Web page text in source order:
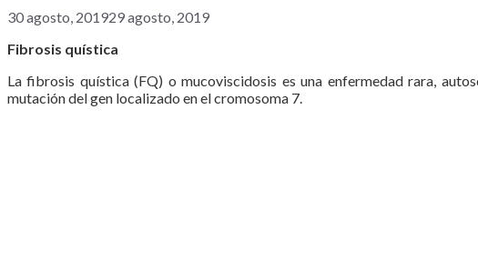
30 agosto, 201929 agosto, 2019
Fibrosis quística
La fibrosis quística (FQ) o mucoviscidosis es una enfermedad rara,
mutación del gen localizado en el cromosoma 7.